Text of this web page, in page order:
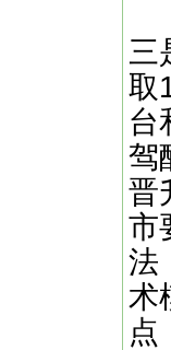
三
取
台
驾
晋
市
法
术
点